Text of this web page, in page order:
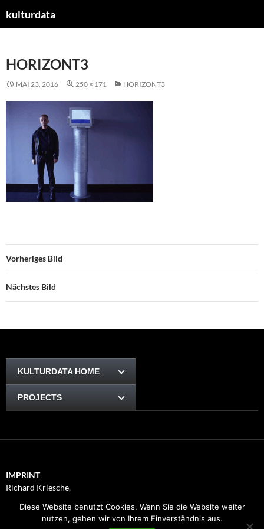
kulturdata
HORIZONT3
MAI 23, 2016 250 × 171 HORIZONT3
Vorheriges Bild
Nächstes Bild
KULTURDATA HOME
PROJECTS
IMPRINT
Richard Kriesche,
GrazDiese Website benutzt Cookies. Wenn Sie die Website weiter
nutzen, gehen wir von Ihrem Einverständnis aus.